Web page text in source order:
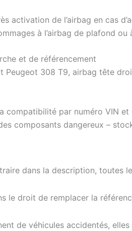
activation de l’airbag en cas
à l’airbag de plafond
et de référencement
Peugeot 308 T9, airbag tête
compatibilité par numéro VIN et
composants dangereux –
dans la description, toutes
le droit de remplacer la
de véhicules accidentés,